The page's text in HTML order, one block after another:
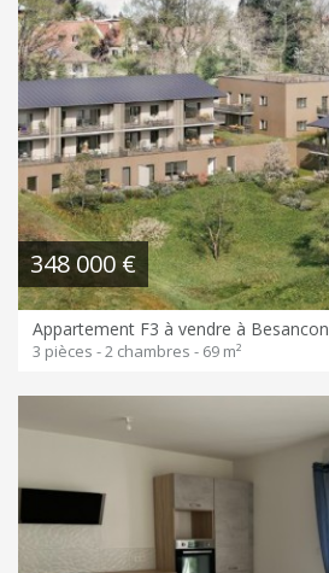
348 000 €
Appartement F3 à vendre à Besancon
3 pièces - 2 chambres - 69 m²